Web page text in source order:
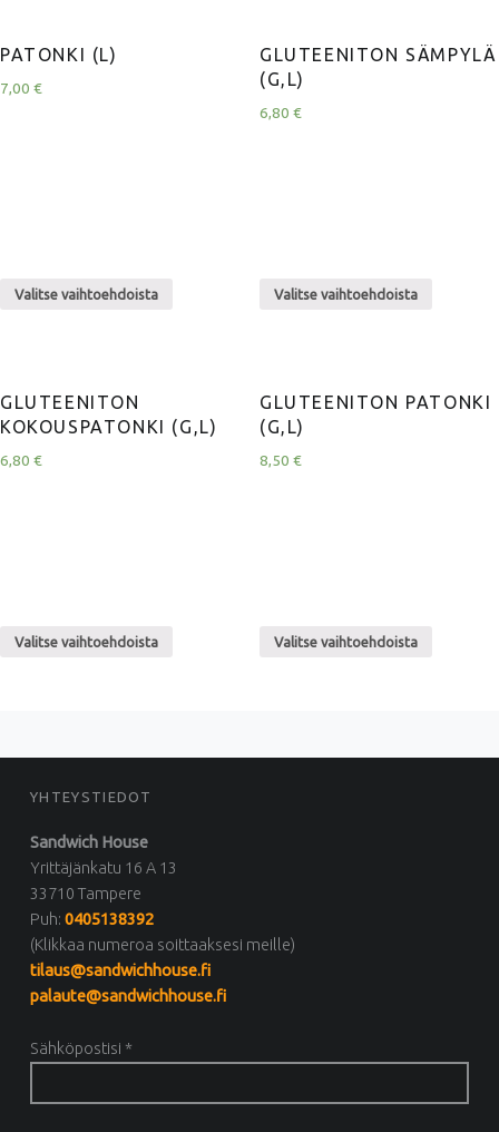
PATONKI (L)
7,00 €
Valitse vaihtoehdoista
GLUTEENITON SÄMPYLÄ
(G,L)
6,80 €
Valitse vaihtoehdoista
GLUTEENITON
KOKOUSPATONKI (G,L)
6,80 €
Valitse vaihtoehdoista
GLUTEENITON PATONKI
(G,L)
8,50 €
Valitse vaihtoehdoista
FOOTER SIDEBAR
YHTEYSTIEDOT
Sandwich House
Yrittäjänkatu 16 A 13
33710 Tampere
Puh:0405138392
(Klikkaa numeroa soittaaksesi meille)
tilaus@sandwichhouse.fi
palaute@sandwichhouse.fi
Sähköpostisi *